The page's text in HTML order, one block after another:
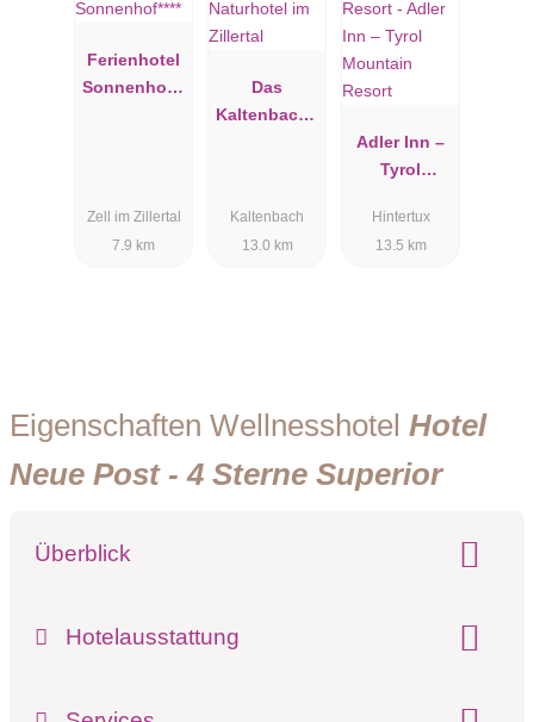
Ferienhotel
Sonnenhof**
Zell im Zillertal
7.9 km
Das
Kaltenbach -
Kaltenbach
13.0 km
Adler Inn –
Tyrol
Resort
Hintertux
13.5 km
Eigenschaften Wellnesshotel Hotel
Neue Post - 4 Sterne Superior
Überblick
Hotelausstattung